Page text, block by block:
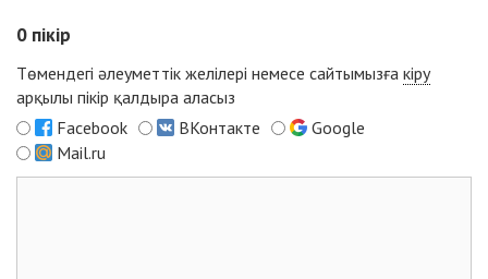
0 пікір
Төмендегі әлеуметтік желілері немесе сайтымызға кіру
арқылы пікір қалдыра аласыз
Facebook
ВКонтакте
Google
Mail.ru